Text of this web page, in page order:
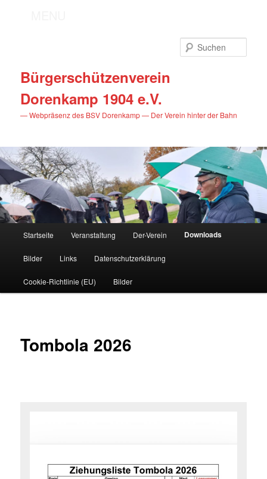
Bürgerschützenverein
Dorenkamp 1904 e.V.
— Webpräsenz des BSV Dorenkamp — Der Verein hinter der Bahn
Startseite Veranstaltung Der-Verein Downloads
Bilder Links Datenschutzerklärung
Cookie-Richtlinie (EU) Bilder
Tombola 2026